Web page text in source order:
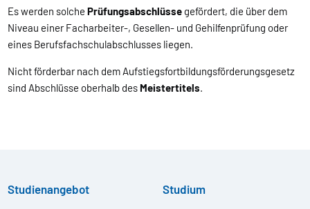
Es werden solchePrüfungsabschlüsse gefördert, die über dem
Niveau einer Facharbeiter-, Gesellen- und Gehilfenprüfung oder
eines Berufsfachschulabschlusses liegen.
Nicht förderbar nach dem Aufstiegsfortbildungsförderungsgesetz
sind Abschlüsse oberhalb des Meistertitels.
Studienangebot Studium